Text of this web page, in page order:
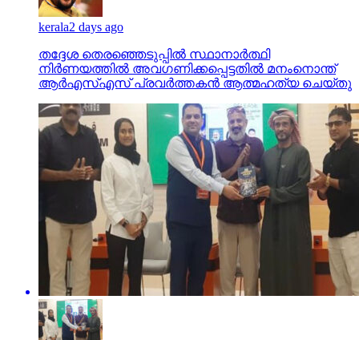
kerala2 days ago
തദ്ദേശ തെരഞ്ഞെടുപ്പില്‍ സ്ഥാനാര്‍ത്ഥി
നിര്‍ണയത്തില്‍ അവഗണിക്കപ്പെട്ടതില്‍ മനംനൊന്ത്
ആര്‍എസ്എസ് പ്രവര്‍ത്തകന്‍ ആത്മഹത്യ ചെയ്തു